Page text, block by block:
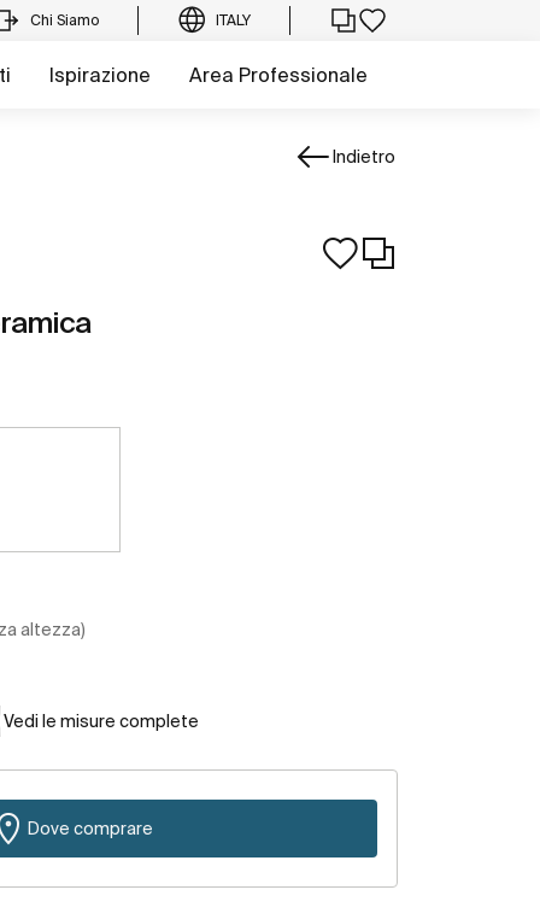
Chi Siamo ITALY
Ispirazione Area Professionale
Indietro
altezza)
Vedi le misure complete
Dove comprare